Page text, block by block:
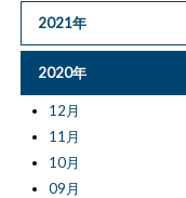
2021年
2020年
12月
11月
10月
09月